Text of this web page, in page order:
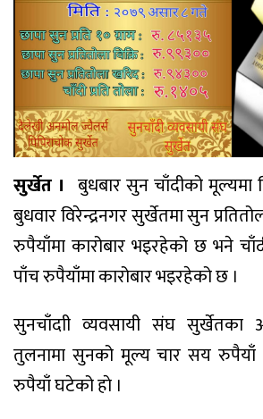
सुर्खेत । बुधबार सुन चाँदीको
बुधवार विरेन्द्रनगर सुर्खेतमा सुन
रुपैयाँमा कारोबार भइरहेको छ भने
पाँच रुपैयाँमा कारोबार भइरहेको छ ।
सुनचाँदाी व्यवसायी संघ सुर्खेतका
तुलनामा सुनको मूल्य चार सय रुपैयाँ
रुपैयाँ घटेको हाे ।